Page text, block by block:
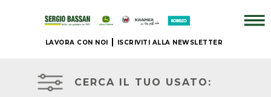
LAVORA CON NOI ISCRIVITI ALLA NEWSLETTER
CERCA IL TUO USATO: